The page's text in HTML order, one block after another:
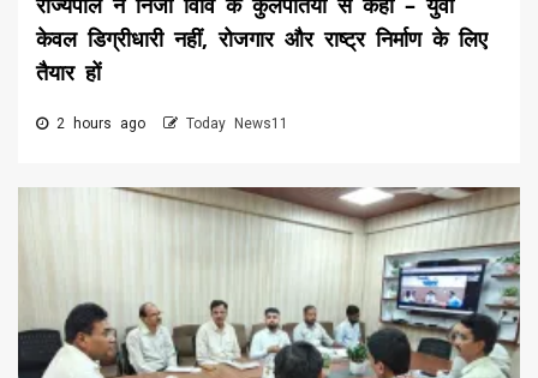
केवल डिग्रीधारी नहीं, रोजगार और राष्ट्र निर्माण के लिए
तैयार हों
2 hours ago Today News11